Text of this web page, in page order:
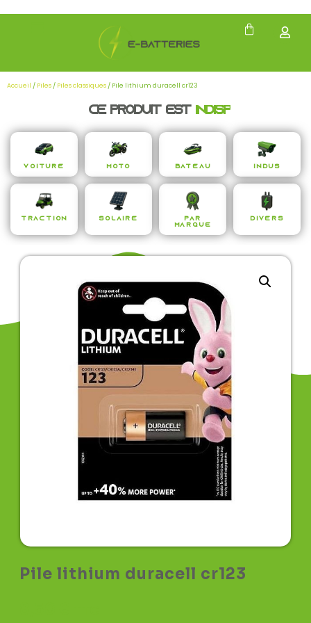
Accueil / Piles / Piles classiques / Pile lithium duracell cr123
Ce produit estin dispen
Voiture Moto Bateau Indus
Traction Solaire
Par
Marque
Divers
Pile lithium duracell cr123